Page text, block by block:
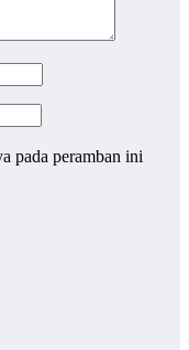
pada peramban ini